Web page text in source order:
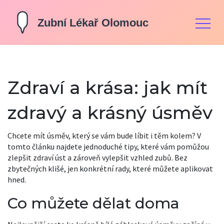
Zdraví a krása: jak mít
zdravý a krásný úsměv
Chcete mít úsměv, který se vám bude líbit i těm kolem? V
tomto článku najdete jednoduché tipy, které vám pomůžou
zlepšit zdraví úst a zároveň vylepšit vzhled zubů. Bez
zbytečných klišé, jen konkrétní rady, které můžete aplikovat
hned.
Co můžete dělat doma